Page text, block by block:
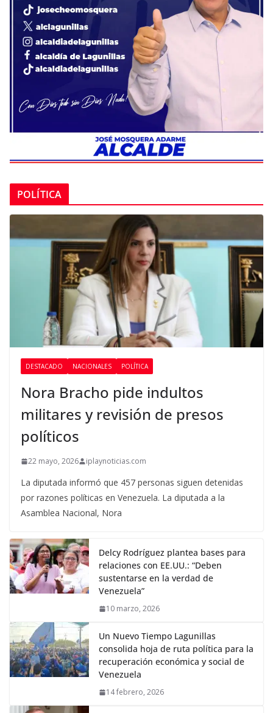
POLÍTICA
DESTACADO NACIONALES POLÍTICA
Nora Bracho pide indultos
militares y revisión de presos
políticos
22 mayo, 2026 iplaynoticias.com
La diputada informó que 457 personas siguen detenidas
por razones políticas en Venezuela. La diputada a la
Asamblea Nacional, Nora
Delcy Rodríguez plantea bases para
relaciones con EE.UU.: “Deben
sustentarse en la verdad de
Venezuela”
10 marzo, 2026
Un Nuevo Tiempo Lagunillas
consolida hoja de ruta política para la
recuperación económica y social de
Venezuela
14 febrero, 2026